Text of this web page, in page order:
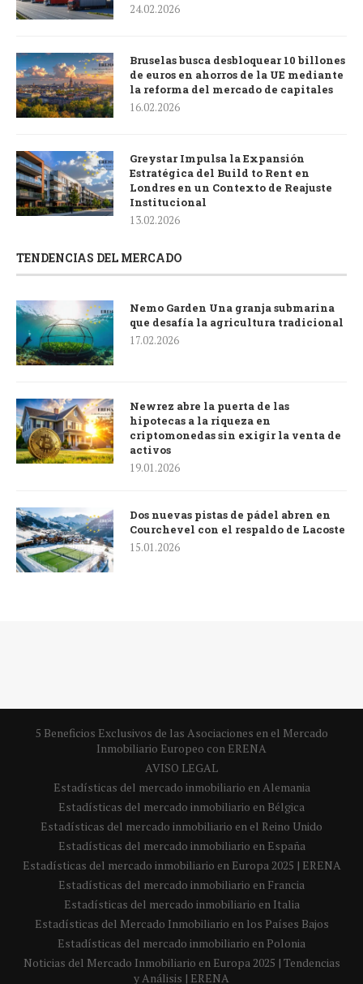
24.02.2026
Bruselas busca desbloquear 10 billones
de euros en ahorros de la UE mediante
la reforma del mercado de capitales
16.02.2026
Greystar Impulsa la Expansión
Estratégica del Build to Rent en
Londres en un Contexto de Reajuste
Institucional
13.02.2026
TENDENCIAS DEL MERCADO
Nemo Garden Una granja submarina
que desafía la agricultura tradicional
17.02.2026
Newrez abre la puerta de las
hipotecas a la riqueza en
criptomonedas sin exigir la venta de
activos
19.01.2026
Dos nuevas pistas de pádel abren en
Courchevel con el respaldo de Lacoste
15.01.2026
5 Beneficios Exclusivos de las Asociaciones en el Mercado
Inmobiliario Europeo con ERENA
AVISO LEGAL
Estadísticas del mercado inmobiliario en Alemania
Estadísticas del mercado inmobiliario en Bélgica
Estadísticas del mercado inmobiliario en el Reino Unido
Estadísticas del mercado inmobiliario en España
Estadísticas del mercado inmobiliario en Europa 2025 | ERENA
Estadísticas del mercado inmobiliario en Francia
Estadísticas del mercado inmobiliario en Italia
Estadísticas del Mercado Inmobiliario en los Países Bajos
Estadísticas del mercado inmobiliario en Polonia
Noticias del Mercado Inmobiliario en Europa 2025 | Tendencias
y Análisis | ERENA